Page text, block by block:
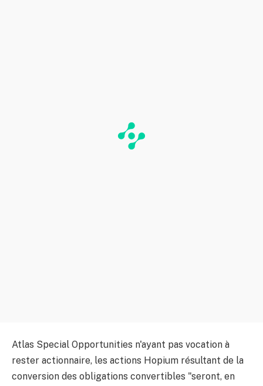
Atlas Special Opportunities n'ayant pas vocation à
rester actionnaire, les actions Hopium résultant de la
conversion des obligations convertibles "seront, en